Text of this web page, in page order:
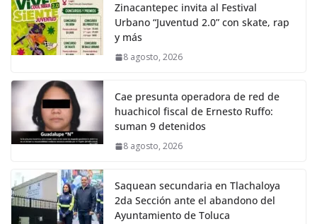
Zinacantepec invita al Festival
Urbano “Juventud 2.0” con skate, rap
y más
8 agosto, 2026
Cae presunta operadora de red de
huachicol fiscal de Ernesto Ruffo:
suman 9 detenidos
8 agosto, 2026
Saquean secundaria en Tlachaloya
2da Sección ante el abandono del
Ayuntamiento de Toluca